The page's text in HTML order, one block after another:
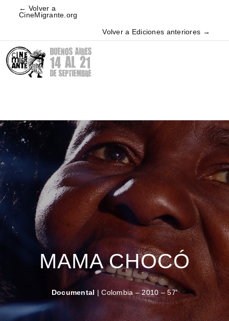
← Volver a
CineMigrante.org
Volver a Ediciones anteriores →
MAMA CHOCÓ
Documental | Colombia – 2010 – 57'